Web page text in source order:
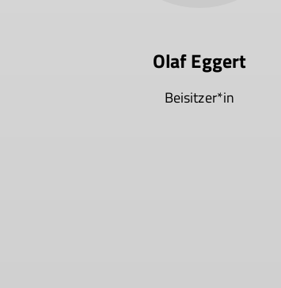
Olaf Eggert
Beisitzer*in